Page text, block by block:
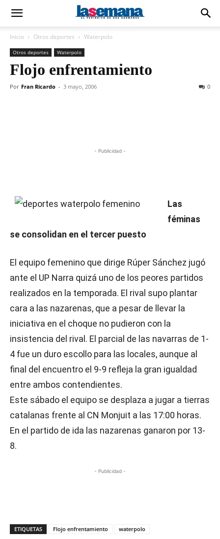
Inicio Otros deportes Waterpolo
Otros deportes Waterpolo
Flojo enfrentamiento
Por Fran Ricardo - 3 mayo, 2006 0
- Publicidad -
Las
féminas
se consolidan en el tercer puesto
El equipo femenino que dirige Rúper Sánchez jugó
ante el UP Narra quizá uno de los peores partidos
realizados en la temporada. El rival supo plantar
cara a las nazarenas, que a pesar de llevar la
iniciativa en el choque no pudieron con la
insistencia del rival. El parcial de las navarras de 1-
4 fue un duro escollo para las locales, aunque al
final del encuentro el 9-9 refleja la gran igualdad
entre ambos contendientes.
Este sábado el equipo se desplaza a jugar a tierras
catalanas frente al CN Monjuit a las 17:00 horas.
En el partido de ida las nazarenas ganaron por 13-
8.
- Publicidad -
ETIQUETAS Flojo enfrentamiento waterpolo